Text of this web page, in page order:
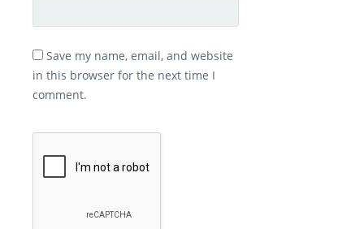
Save my name, email, and website
in this browser for the next time I
comment.